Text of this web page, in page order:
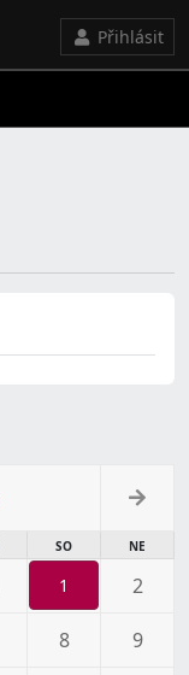
Přihlásit
SO NE
1 2
8 9